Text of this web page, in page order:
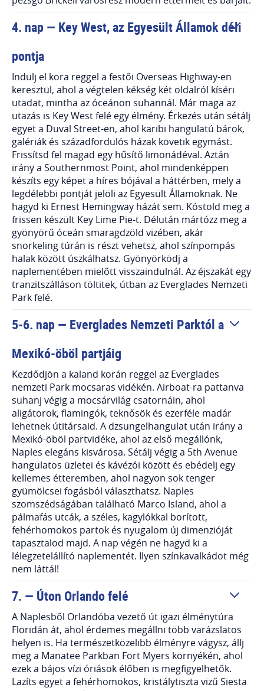
4. nap — Key West, az Egyesült Államok déli
pontja
Indulj el kora reggel a festői Overseas Highway-en
keresztül, ahol a végtelen kékség két oldalról kíséri
utadat, mintha az óceánon suhannál. Már maga az
utazás is Key West felé egy élmény. Érkezés után sétálj
egyet a Duval Street-en, ahol karibi hangulatú bárok,
galériák és századfordulós házak követik egymást.
Frissítsd fel magad egy hűsítő limonádéval. Aztán
irány a Southernmost Point, ahol mindenképpen
készíts egy képet a híres bójával a háttérben, mely a
legdélebbi pontját jelöli az Egyesült Államoknak. Ne
hagyd ki Ernest Hemingway házát sem. Kóstold meg a
frissen készült Key Lime Pie-t. Délután mártózz meg a
gyönyörű óceán smaragdzöld vizében, akár
snorkeling túrán is részt vehetsz, ahol színpompás
halak között úszkálhatsz. Gyönyörködj a
naplementében mielőtt visszaindulnál. Az éjszakát egy
tranzitszálláson töltitek, útban az Everglades Nemzeti
Park felé.
5-6. nap — Everglades Nemzeti Parktól a
Mexikó-öböl partjáig
Kezdődjön a kaland korán reggel az Everglades
nemzeti Park mocsaras vidékén. Airboat-ra pattanva
suhanj végig a mocsárvilág csatornáin, ahol
aligátorok, flamingók, teknősök és ezerféle madár
lehetnek útitársaid. A dzsungelhangulat után irány a
Mexikó-öböl partvidéke, ahol az első megállónk,
Naples elegáns kisvárosa. Sétálj végig a 5th Avenue
hangulatos üzletei és kávézói között és ebédelj egy
kellemes étteremben, ahol nagyon sok tenger
gyümölcsei fogásból választhatsz. Naples
szomszédságában található Marco Island, ahol a
pálmafás utcák, a széles, kagylókkal borított,
fehérhomokos partok és nyugalom új dimenzióját
tapasztalod majd. A nap végén ne hagyd ki a
lélegzetelállító naplementét. Ilyen színkavalkádot még
nem láttál!
7. — Úton Orlando felé
A Naplesből Orlandóba vezető út igazi élménytúra
Floridán át, ahol érdemes megállni több varázslatos
helyen is. Ha természetközelibb élményre vágysz, állj
meg a Manatee Parkban Fort Myers környékén, ahol
ezek a bájos vízi óriások élőben is megfigyelhetők.
Lazíts egyet a fehérhomokos, kristálytiszta vizű Siesta